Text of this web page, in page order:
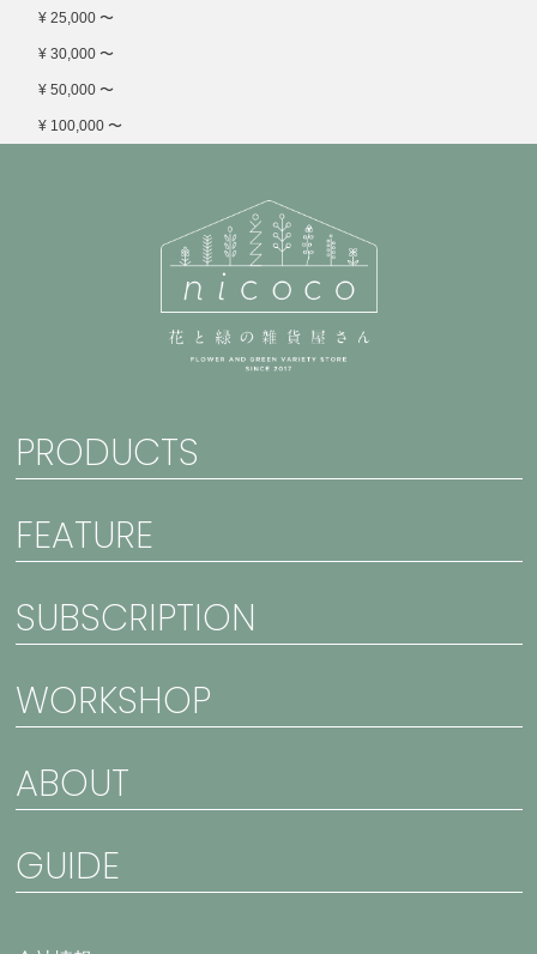
¥ 25,000 〜
¥ 30,000 〜
¥ 50,000 〜
¥ 100,000 〜
PRODUCTS
FEATURE
SUBSCRIPTION
WORKSHOP
ABOUT
GUIDE